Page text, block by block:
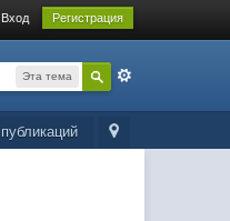
Вход Регистрация
Эта тема